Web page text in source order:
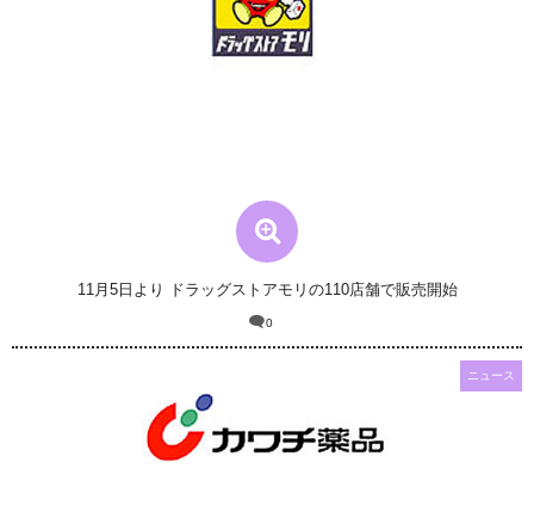
11月5日より ドラッグストアモリの110店舗で販売開始
0
ニュース